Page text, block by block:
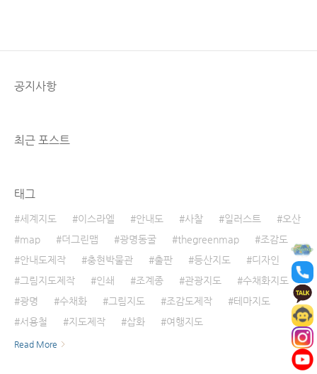
군, 양양군에 인접해 있습니다. 서쪽으로는 우리
시입니다~ 속초시 해안가를 따라서 이어..
공지사항
최근 포스트
태그
세계지도 이스라엘 안내도 사찰 일러스트
오산
map
더그린맵 광명동굴 thegreenmap
조감도
안내도제작
충현박물관 출판 등산지도
디자인
그림지도제작
인쇄 조계종 관광지도
수채화지도
광명
수채화 그림지도 조감도제작
테마지도
서용철
지도제작 삽화 여행지도
Read More